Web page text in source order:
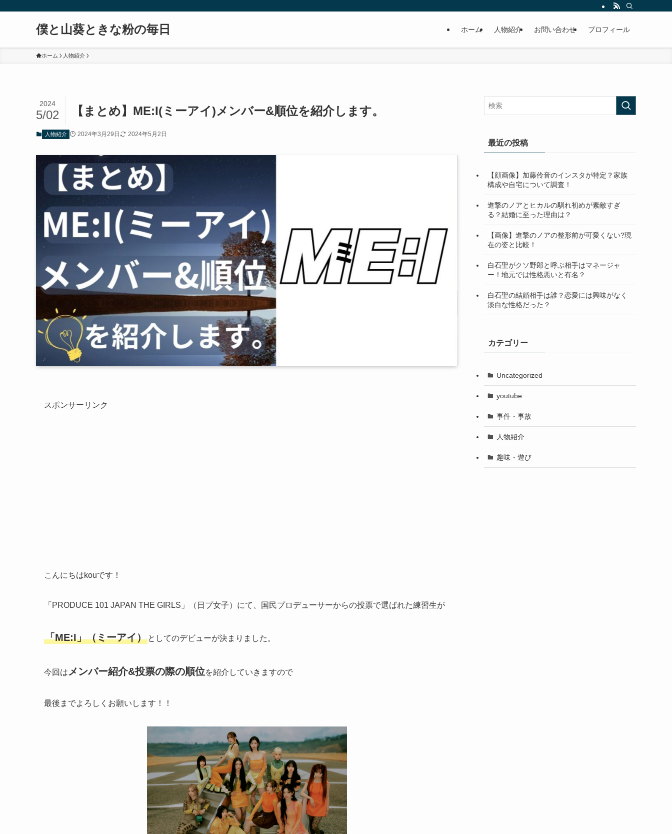
僕と山葵ときな粉の毎日 ホーム 人物紹介 お問い合わせ プロフィール
ホーム 人物紹介
【まとめ】ME:I(ミーアイ)メンバー&順位を紹介します。
2024
5/02
人物紹介 2024年3月29日 2024年5月2日
スポンサーリンク
こんにちはkouです！
「PRODUCE 101 JAPAN THE GIRLS」（日プ女子）にて、国民プロデューサーからの投票で選ばれた練習生が
「ME:I」（ミーアイ） としてのデビューが決まりました。
今回は メンバー紹介&投票の際の順位を紹介していきますので
最後までよろしくお願いします！！
最近の投稿
【顔画像】加藤伶音のインスタが特定？家族
構成や自宅について調査！
進撃のノアとヒカルの馴れ初めが素敵すぎ
る？結婚に至った理由は？
【画像】進撃のノアの整形前が可愛くない?現
在の姿と比較！
白石聖がクソ野郎と呼ぶ相手はマネージャ
ー！地元では性格悪いと有名？
白石聖の結婚相手は誰？恋愛には興味がなく
淡白な性格だった？
カテゴリー
Uncategorized
youtube
事件・事故
人物紹介
趣味・遊び